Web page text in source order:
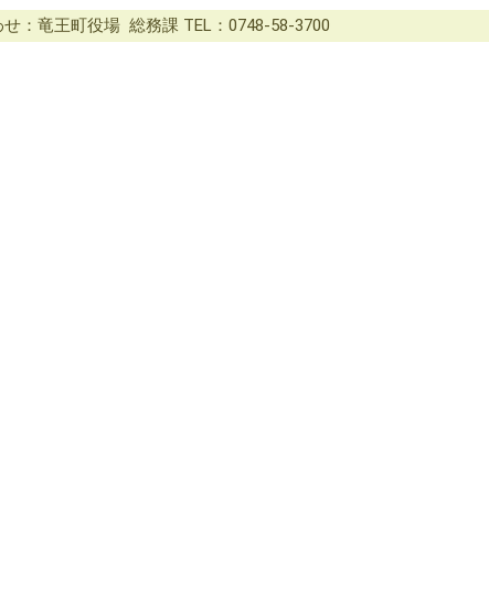
せ：竜王町役場 総務課 TEL：0748-58-3700